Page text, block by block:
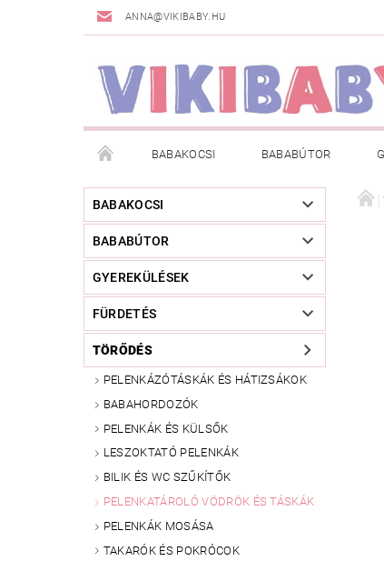
ANNA@VIKIBABY.HU
BABAKOCSI BABABÚTOR
DOGSPACE AKCIÓS
TÖRZSVÁSÁRLÓI PROGRAM RÓLUNK
BABAKOCSI
BABABÚTOR
GYEREKÜLÉSEK
FÜRDETÉS
TÖRŐDÉS
PELENKÁZÓTÁSKÁK ÉS HÁTIZSÁKOK
BABAHORDOZÓK
PELENKÁK ÉS KÜLSŐK
LESZOKTATÓ PELENKÁK
BILIK ÉS WC SZŰKÍTŐK
PELENKATÁROLÓ VÖDRÖK ÉS TÁSKÁK
PELENKÁK MOSÁSA
TAKARÓK ÉS POKRÓCOK